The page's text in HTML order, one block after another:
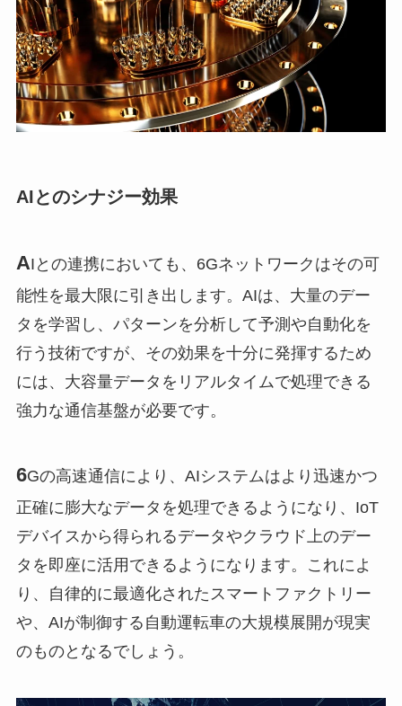
AIとのシナジー効果
AIとの連携においても、6Gネットワークはその可
能性を最大限に引き出します。AIは、大量のデー
タを学習し、パターンを分析して予測や自動化を
行う技術ですが、その効果を十分に発揮するため
には、大容量データをリアルタイムで処理できる
強力な通信基盤が必要です。
6Gの高速通信により、AIシステムはより迅速かつ
正確に膨大なデータを処理できるようになり、IoT
デバイスから得られるデータやクラウド上のデー
タを即座に活用できるようになります。これによ
り、自律的に最適化されたスマートファクトリー
や、AIが制御する自動運転車の大規模展開が現実
のものとなるでしょう。